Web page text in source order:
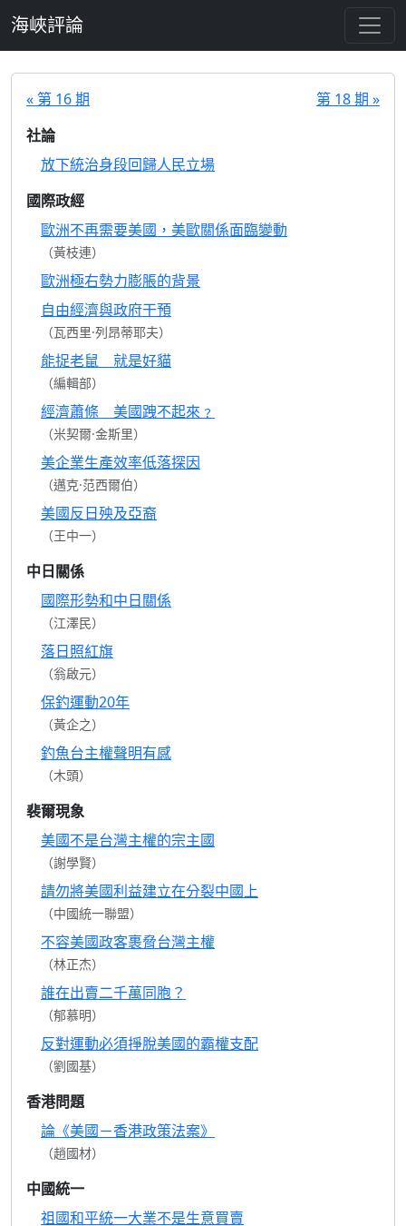
海峽評論
« 第 16 期
第 18 期 »
社論
放下統治身段回歸人民立場
國際政經
歐洲不再需要美國，美歐關係面臨變動
（黃枝連）
歐洲極右勢力膨脹的背景
自由經濟與政府干預
（瓦西里·列昂蒂耶夫）
能捉老鼠 就是好貓
（編輯部）
經濟蕭條 美國跩不起來﹖
（米契爾·金斯里）
美企業生產效率低落探因
（邁克·范西爾伯）
美國反日殃及亞裔
（王中一）
中日關係
國際形勢和中日關係
（江澤民）
落日照紅旗
（翁啟元）
保釣運動20年
（黃企之）
釣魚台主權聲明有感
（木頭）
裴爾現象
美國不是台灣主權的宗主國
（謝學賢）
請勿將美國利益建立在分裂中國上
（中國統一聯盟）
不容美國政客裹脅台灣主權
（林正杰）
誰在出賣二千萬同胞？
（郁慕明）
反對運動必須掙脫美國的霸權支配
（劉國基）
香港問題
論《美國－香港政策法案》
（趙國材）
中國統一
祖國和平統一大業不是生意買賣